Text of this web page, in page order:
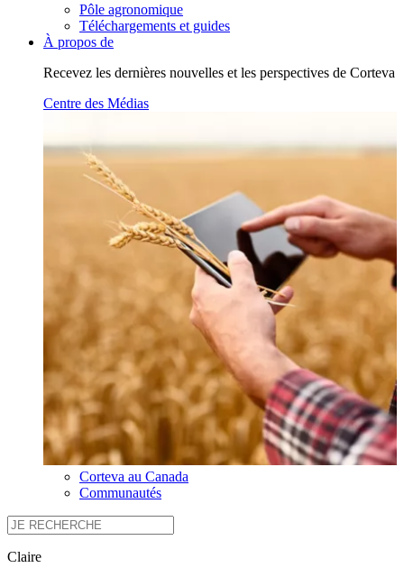
Pôle agronomique
Téléchargements et guides
À propos de
Recevez les dernières nouvelles et les perspectives de Corteva
Centre des Médias
Corteva au Canada
Communautés
Claire